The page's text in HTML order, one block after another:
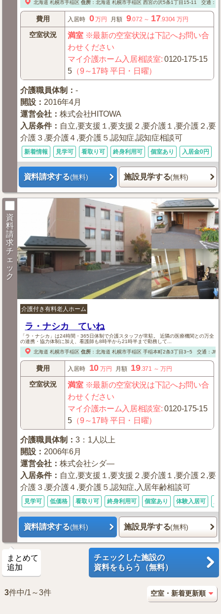
北海道 札幌市手稲区 住所： 北海道 札幌市手稲区西宮の沢5条1丁目15-11 交通：□
費用 入居時 0万円 月額 9.072 ～ 17.9304 万円
空室状況 満室※最新の空室状況は下記へお問い合
わせください
マイ介護ホーム入居相談室:0120-175-15
5 （9～17時 平日・日曜）
介護職員体制 ：-
開設 ： 2016年4月
運営会社 ：株式会社HITOWA
入居条件： 自立,要支援１,要支援２,要介護１,要介護２,要
介護３,要介護４,要介護５,認知症,認知症相談可
新着情報 見学可 看取り可 終身利用可 個室あり 入居金0円
資料請求する(無料) 施設見学する(無料)
資
料
請
求
チ
ェ
ッ
ク
介護付き有料老人ホーム
ラ・ナシカ ていね
「ラ・ナシカ」は24時間・365日体制で介護スタッフが常駐。 近隣の医療機関との万全
の連携・協力体制に加え、看護師も8時半から21時半まで勤務して...
北海道 札幌市手稲区 住所： 北海道 札幌市手稲区手稲本町2条3丁目3−5 交通：JR
費用 入居時 10 万円 月額 19.371 ～万円
空室状況 満室※最新の空室状況は下記へお問い合
わせください
マイ介護ホーム入居相談室:0120-175-15
5 （9～17時 平日・日曜）
介護職員体制 ：3：1人以上
開設 ： 2006年6月
運営会社 ：株式会社シダ—
入居条件： 自立,要支援１,要支援２,要介護１,要介護２,要
介護３,要介護４,要介護５,認知症,入居年齢相談可
見学可 低価格 看取り可 終身利用可 個室あり 体験入居可
資料請求する(無料) 施設見学する(無料)
まとめて
追加
チェックした施設の
資料をもらう（無料）
3件中/1～3件